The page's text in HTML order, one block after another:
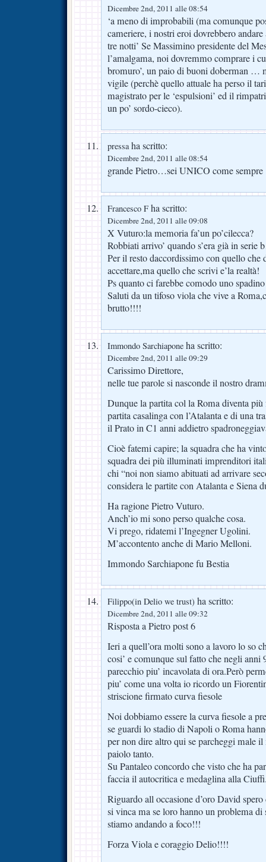
Dicembre 2nd, 2011 alle 08:54
‘a meno di improbabili (ma comunque
cameriere, i nostri eroi dovrebbero
tre notti’ Se Massimino presidente del
l’amalgama, noi dovremmo comprare i
bromuro’, un paio di buoni doberman …
vigile (perchè quello attuale ha perso il
magistrato per le ‘espulsioni’ ed il
un po’ sordo-cieco).
pressaha scritto:
Dicembre 2nd, 2011 alle 08:54
grande Pietro…sei UNICO come sempre
Francesco F ha scritto:
Dicembre 2nd, 2011 alle 09:08
X Vuturo:la memoria fa’un po’cilecca?
Robbiati arrivo’ quando s’era già in serie
Per il resto daccordissimo con quello che
accettare,ma quello che scrivi e’la realtà!
Ps quanto ci farebbe comodo uno
Saluti da un tifoso viola che vive a
brutto!!!!
Immondo Sarchiapone ha scritto:
Dicembre 2nd, 2011 alle 09:29
Carissimo Direttore,
nelle tue parole si nasconde il nostro
Dunque la partita col la Roma diventa
partita casalinga con l’Atalanta e di una
il Prato in C1 anni addietro
Cioè fatemi capire; la squadra che ha
squadra dei più illuminati imprenditori
chi “noi non siamo abituati ad arrivare
considera le partite con Atalanta e Siena
Ha ragione Pietro Vuturo.
Anch’io mi sono perso qualche cosa.
Vi prego, ridatemi l’Ingegner Ugolini.
M’accontento anche di Mario Melloni.
Immondo Sarchiapone fu Bestia
Filippo(in Delio we trust) ha scritto:
Dicembre 2nd, 2011 alle 09:32
Risposta a Pietro post 6
Ieri a quell’ora molti sono a lavoro lo so
cosi’ e comunque sul fatto che negli anni
parecchio piu’ incavolata di ora.Però
piu’ come una volta io ricordo un
striscione firmato curva fiesole
Noi dobbiamo essere la curva fiesole a
se guardi lo stadio di Napoli o Roma
per non dire altro qui se parcheggi male
paiolo tanto.
Su Pantaleo concordo che visto che ha
faccia il autocritica e medaglina alla
Riguardo all occasione d’oro David
si vinca ma se loro hanno un problema
stiamo andando a foco!!!
Forza Viola e coraggio Delio!!!!